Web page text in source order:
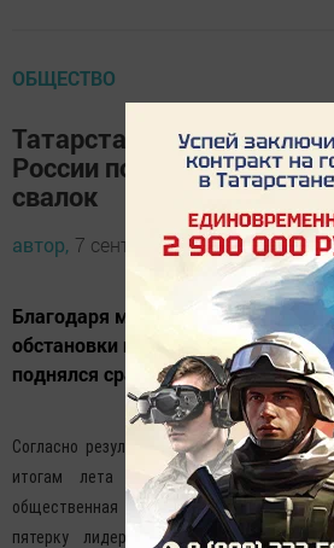
ОБЩЕСТВО
Татарстан вошел в
России по количеству
свалок
автор, 7 сентября 2017 - 12:33
Благодаря мероприятиям по
обстановки по целому ряду
поднялся сразу на 19 позиций.
Согласно результатам экологического
итогам лета 2017 года, который
общественная организация «Зеленый
пятерку лидеров по количеству